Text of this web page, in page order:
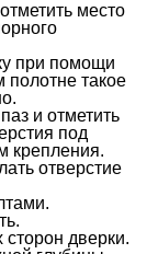
место
при помощи
полотне такое
и отметить
под
крепления.
отверстие
дверки.